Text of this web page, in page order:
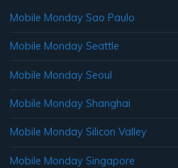
Mobile Monday Sao Paulo
Mobile Monday Seattle
Mobile Monday Seoul
Mobile Monday Shanghai
Mobile Monday Silicon Valley
Mobile Monday Singapore